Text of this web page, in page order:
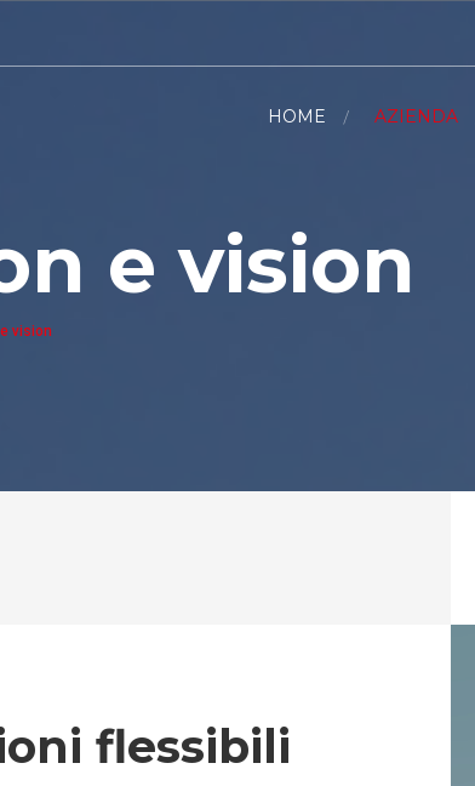
HOME AZIENDA
e vision
vision
flessibili
applicazione Soluzioni affidabili in ogni